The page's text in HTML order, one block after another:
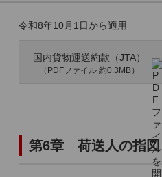
令和8年10月1日から適用
国内貨物運送約款（JTA）
（PDFファイル 約0.3MB）
第6章 荷送人の指図